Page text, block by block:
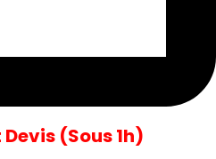
(Sous 1h)